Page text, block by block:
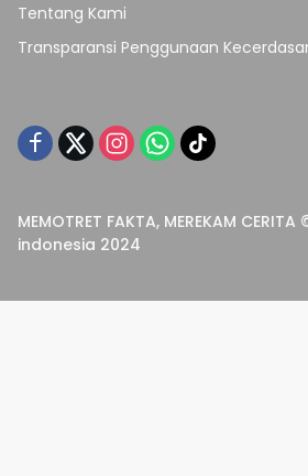
Tentang Kami
Transparansi Penggunaan
MEMOTRET FAKTA, MEREKAM
indonesia 2024